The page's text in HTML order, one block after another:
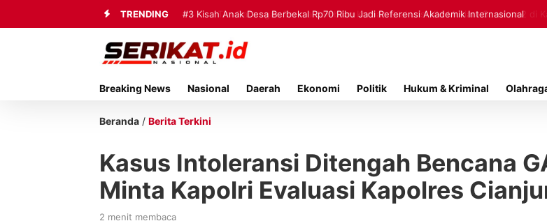
TRENDING #3 Kisah Anak Desa Berbekal Rp70 Ribu Jadi Referensi Akademik Internasional
Breaking News Nasional Daerah Ekonomi Politik Hukum & Kriminal
Beranda / Berita Terkini
Kasus Intoleransi Ditengah Bencana
Minta Kapolri Evaluasi Kapolres
2 menit membaca